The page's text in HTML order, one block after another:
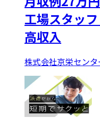
工場スタッ
高収入
株式会社京栄センタ